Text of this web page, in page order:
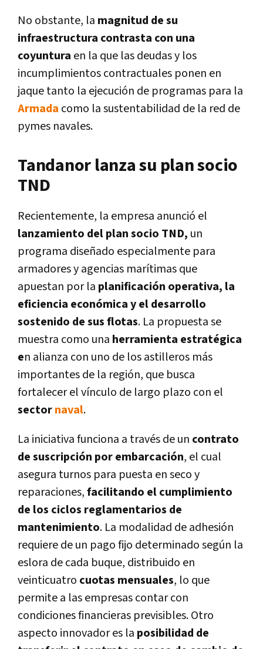
No obstante, la magnitud de su
infraestructura contrasta con una
coyuntura en la que las deudas y los
incumplimientos contractuales ponen en
jaque tanto la ejecución de programas para la
Armada como la sustentabilidad de la red de
pymes navales.
Tandanor lanza su plan socio
TND
Recientemente, la empresa anunció el
lanzamiento del plan socio TND, un
programa diseñado especialmente para
armadores y agencias marítimas que
apuestan por la planificación operativa, la
eficiencia económica y el desarrollo
sostenido de sus flotas. La propuesta se
muestra como una herramienta estratégica
en alianza con uno de los astilleros más
importantes de la región, que busca
fortalecer el vínculo de largo plazo con el
sectornaval.
La iniciativa funciona a través de un contrato
de suscripción por embarcación, el cual
asegura turnos para puesta en seco y
reparaciones,facilitando el cumplimiento
de los ciclos reglamentarios de
mantenimiento. La modalidad de adhesión
requiere de un pago fijo determinado según la
eslora de cada buque, distribuido en
veinticuatro cuotas mensuales, lo que
permite a las empresas contar con
condiciones financieras previsibles. Otro
aspecto innovador es la posibilidad de